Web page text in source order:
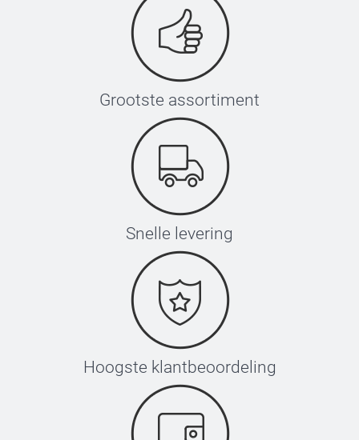
Grootste assortiment
Snelle levering
Hoogste klantbeoordeling